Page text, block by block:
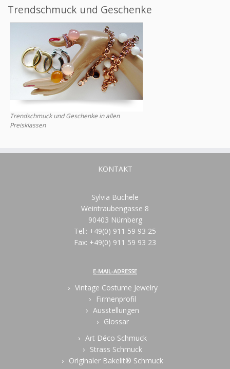
Trendschmuck und Geschenke
Trendschmuck und Geschenke in allen
Preisklassen
KONTAKT
Sylvia Büchele
Weintraubengasse 8
90403 Nürnberg
Tel.: +49(0) 911 59 93 25
Fax: +49(0) 911 59 93 23
E-MAIL-ADRESSE
Vintage Costume Jewelry
Firmenprofil
Ausstellungen
Glossar
Art Déco Schmuck
Strass Schmuck
Originaler Bakelit® Schmuck